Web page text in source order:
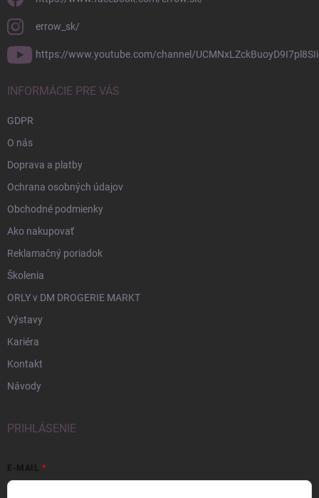
errow_sk/
https://www.youtube.com/channel/
INFORMÁCIE PRE VÁS
GDPR
O nás
Doprava a platby
Ochrana osobných údajov
Obchodné podmienky
Ako nakupovať
Reklamačný poriadok
Školenia
ORLY v DM DROGERIE MARKT
Výstavy
Kariéra
Kontakt
Návody
PRIHLÁSENIE
E-MAIL